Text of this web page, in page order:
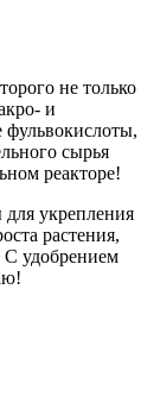
не только
и
фульвокислоты,
сырья
реакторе!
укрепления
растения,
С удобрением